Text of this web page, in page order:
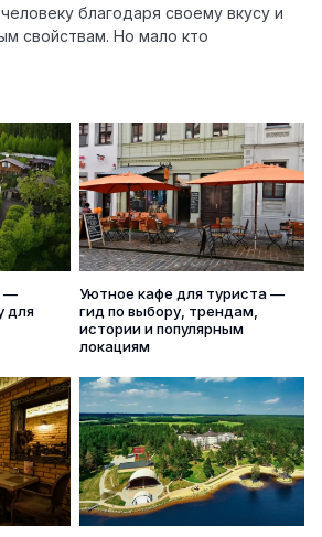
благодаря своему вкусу и
свойствам. Но мало кто
—
для
Уютное кафе для туриста —
гид по выбору, трендам,
истории и популярным
локациям